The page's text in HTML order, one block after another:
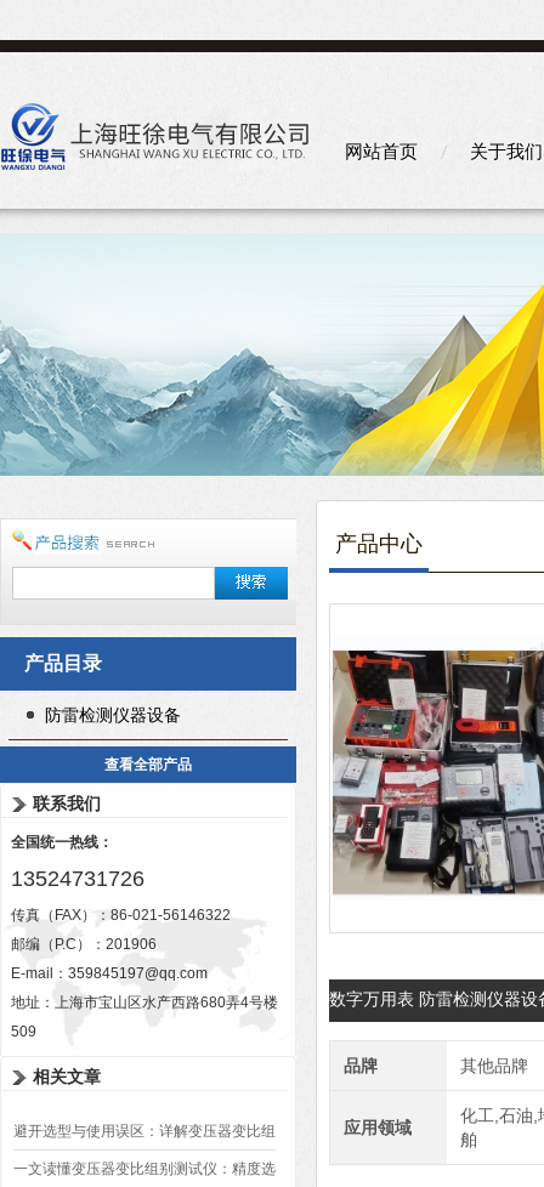
网站首页 关于我们
产品目录
防雷检测仪器设备
查看全部产品
联系我们
全国统一热线：
13524731726
传真（FAX）：86-021-56146322
邮编（P.C）：201906
E-mail： 359845197@qq.com
地址：上海市宝山区水产西路680弄4号楼
509
相关文章
避开选型与使用误区：详解变压器变比组
别测试仪的日常校准方法、常见组别识别
一文读懂变压器变比组别测试仪：精度选
产品中心
数字万用表 防雷检测仪器
品牌 其他品牌
应用领域
化工,石油,
舶